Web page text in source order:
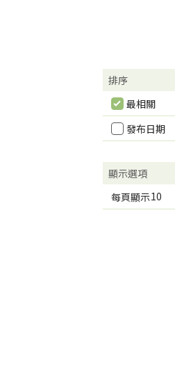
排序
最相關
發布日期
顯示選項
每頁顯示